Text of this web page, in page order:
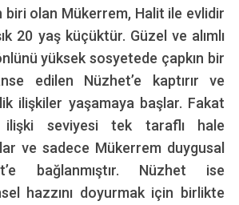
olan Mükerrem, Halit ile evlidir
20 yaş küçüktür. Güzel ve alımlı
yüksek sosyetede çapkın bir
edilen Nüzhet’e kaptırır ve
ilişkiler yaşamaya başlar. Fakat
ilişki seviyesi tek taraflı hale
ve sadece Mükerrem duygusal
bağlanmıştır. Nüzhet ise
hazzını doyurmak için birlikte